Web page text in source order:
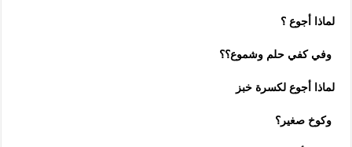
لماذا أجوع ؟
وفي كفي حلم وشموع؟؟
لماذا أجوع لكسرة خبز
وكوخ صغير؟